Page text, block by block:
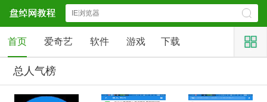
首页 爱奇艺 软件 游戏 下载
总人气榜